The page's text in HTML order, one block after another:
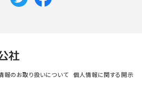
報のお取り扱いについて
個人情報に関する開示